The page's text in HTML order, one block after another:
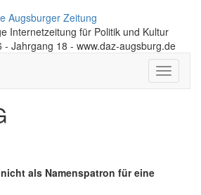
Augsburger Zeitung
Internetzeitung für Politik und Kultur
- Jahrgang 18 - www.daz-augsburg.de
Toggle
als Namenspatron für eine